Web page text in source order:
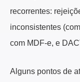
recorrentes:
inconsistentes
com MDF-e, e
Alguns pontos de